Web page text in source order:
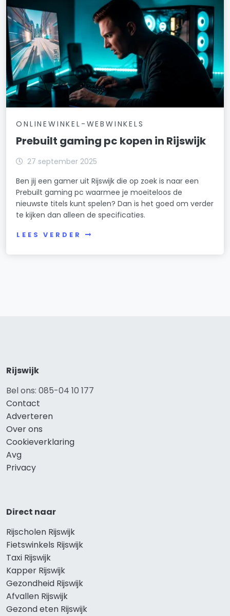
ONLINEWINKEL-WEBWINKELS
Prebuilt gaming pc kopen in Rijswijk
27 september 2025
Ben jij een gamer uit Rijswijk die op zoek is naar een
Prebuilt gaming pc waarmee je moeiteloos de
nieuwste titels kunt spelen? Dan is het goed om verder
te kijken dan alleen de specificaties.
LEES VERDER
Rijswijk
Bel ons: 085-04 10 177
Contact
Adverteren
Over ons
Cookieverklaring
Avg
Privacy
Direct naar
Rijscholen Rijswijk
Fietswinkels Rijswijk
Taxi Rijswijk
Kapper Rijswijk
Gezondheid Rijswijk
Afvallen Rijswijk
Gezond eten Rijswijk